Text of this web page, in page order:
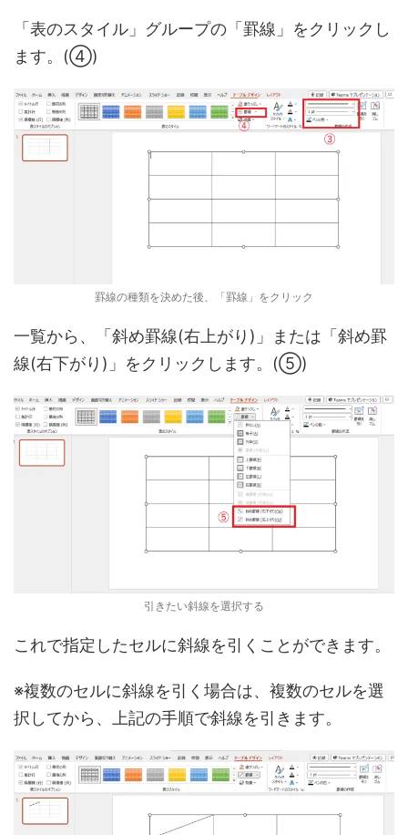
「表のスタイル」グループの「罫線」をクリックし
ます。(④)
罫線の種類を決めた後、「罫線」をクリック
一覧から、「斜め罫線(右上がり)」または「斜め罫
線(右下がり)」をクリックします。(⑤)
引きたい斜線を選択する
これで指定したセルに斜線を引くことができます。
※複数のセルに斜線を引く場合は、複数のセルを選
択してから、上記の手順で斜線を引きます。